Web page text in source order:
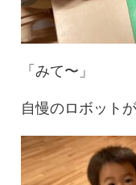
「みて〜」
自慢のロボット